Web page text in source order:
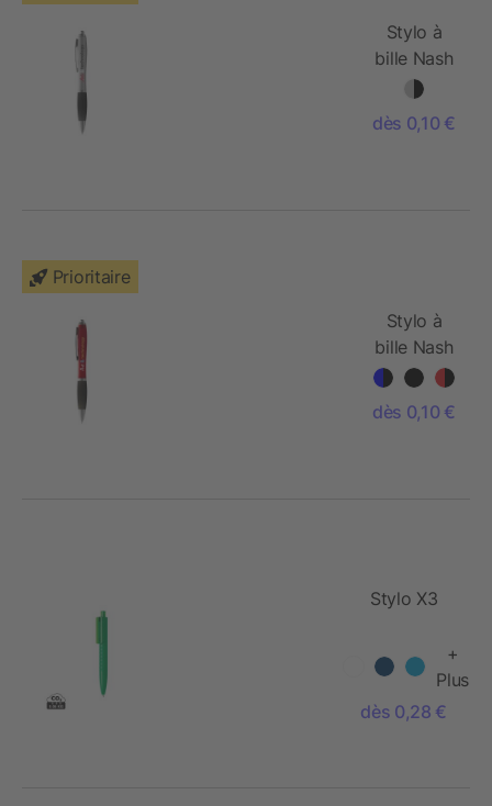
Stylo à
bille Nash
dès 0,10 €
Prioritaire
Stylo à
bille Nash
dès 0,10 €
Stylo X3
+
Plus
dès 0,28 €